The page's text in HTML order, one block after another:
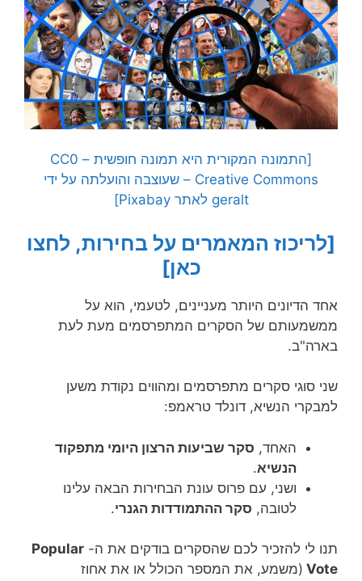
[התמונה המקורית היא תמונה חופשית – CC0
Creative Commons – שעוצבה והועלתה על ידי
geralt לאתר Pixabay]
[לריכוז המאמרים על בחירות, לחצו
כאן]
אחד הדיונים היותר מעניינים, לטעמי, הוא על
ממשמעותם של הסקרים המתפרסמים מעת לעת
בארה"ב.
שני סוגי סקרים מתפרסמים ומהווים נקודת משען
למבקרי הנשיא, דונלד טראמפ:
האחד, סקר שביעות הרצון היומי מתפקוד
הנשיא.
ושני, עם פרוס עונת הבחירות הבאה עלינו
לטובה, סקר ההתמודדות הגנרי.
תנו לי להזכיר לכם שהסקרים בודקים את ה- Popular
Vote (משמע, את המספר הכולל או את אחוז